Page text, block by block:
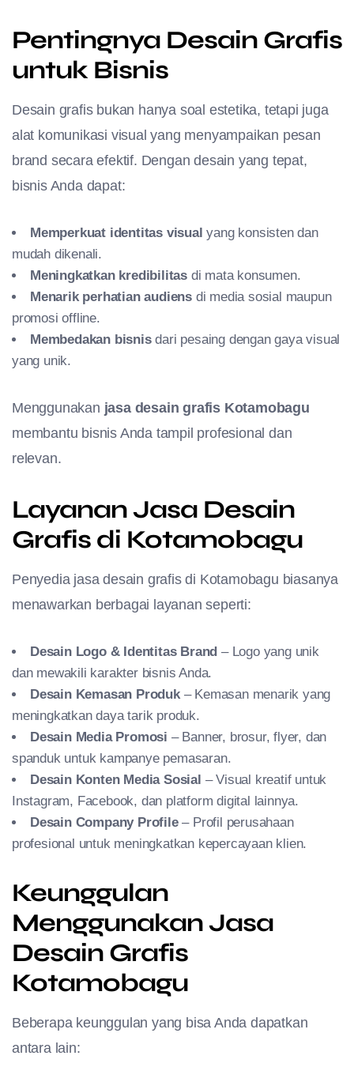
Pentingnya Desain Grafis
untuk Bisnis
Desain grafis bukan hanya soal estetika, tetapi juga
alat komunikasi visual yang menyampaikan pesan
brand secara efektif. Dengan desain yang tepat,
bisnis Anda dapat:
Memperkuat identitas visual yang konsisten dan
mudah dikenali.
Meningkatkan kredibilitas di mata konsumen.
Menarik perhatian audiens di media sosial maupun
promosi offline.
Membedakan bisnisdari pesaing dengan gaya visual
yang unik.
Menggunakan jasa desain grafis Kotamobagu
membantu bisnis Anda tampil profesional dan
relevan.
Layanan Jasa Desain
Grafis di Kotamobagu
Penyedia jasa desain grafis di Kotamobagu biasanya
menawarkan berbagai layanan seperti:
Desain Logo & Identitas Brand – Logo yang unik
dan mewakili karakter bisnis Anda.
Desain Kemasan Produk– Kemasan menarik yang
meningkatkan daya tarik produk.
Desain Media Promosi – Banner, brosur, flyer, dan
spanduk untuk kampanye pemasaran.
Desain Konten Media Sosial – Visual kreatif untuk
Instagram, Facebook, dan platform digital lainnya.
Desain Company Profile– Profil perusahaan
profesional untuk meningkatkan kepercayaan klien.
Keunggulan
Menggunakan Jasa
Desain Grafis
Kotamobagu
Beberapa keunggulan yang bisa Anda dapatkan
antara lain: